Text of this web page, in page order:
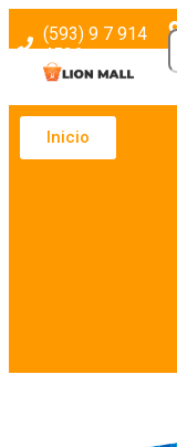
(593) 9 7 914
4526
Inicio